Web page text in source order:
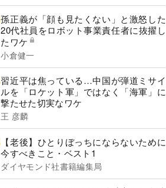
孫正義が「顔も見たくない」と激怒した
20代社員をロボット事業責任者に抜擢し
たワケ
小倉健一
習近平は焦っている…中国が弾道ミサイ
ルを「ロケット軍」ではなく「海軍」に
撃たせた切実なワケ
王 彦麟
【老後】ひとりぼっちにならないために
今すべきこと・ベスト1
ダイヤモンド社書籍編集局